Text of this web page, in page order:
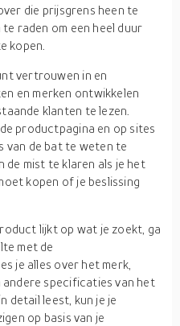
die prijsgrens heen te
raden om een heel duur
kopen.
vertrouwen in en
en merken ontwikkelen
klanten te lezen.
productpagina en op sites
van de bat te weten te
de mist te klaren als je het
kopen of je beslissing
lijkt op wat je zoekt, ga
met de
je alles over het merk,
andere specificaties van het
detail leest, kun je je
op basis van je